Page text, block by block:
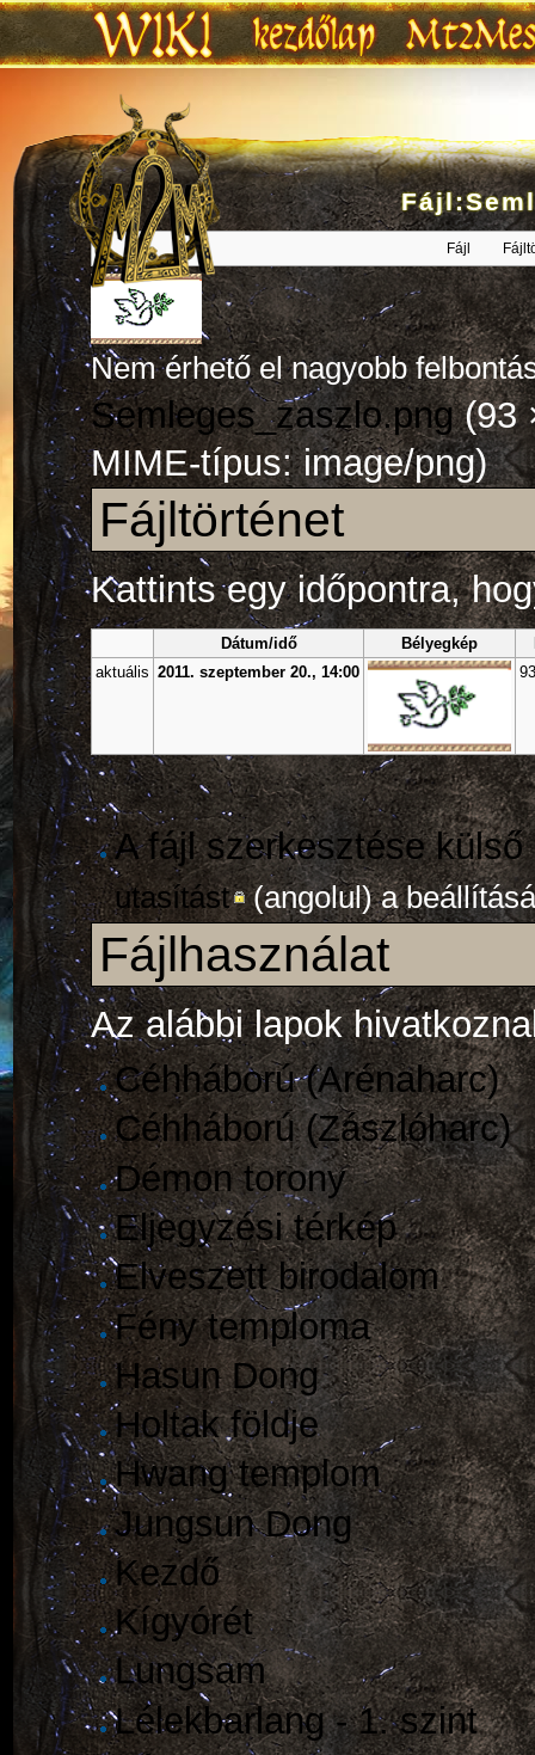
Ugrás:navigáció,keresés
Fájl
Nem érhető el nagyobb
Semleges_zaszlo.png‎(93
MIME-típus: image/png)
Fájltörténet
Kattints egy időpontra,
Dátum/idő Bélyegkép
aktuális 2011. szeptember 20., 14:00
A fájl szerkesztése
utasítást (angolul) a
Fájlhasználat
Az alábbi lapok
Céhháború (Arénaharc)
Céhháború (Zászlóharc)
Démon torony
Eljegyzési térkép
Elveszett birodalom
Fény temploma
Hasun Dong
Holtak földje
Hwang templom
Jungsun Dong
Kezdő
Kígyórét
Lungsam
Lélekbarlang - 1. szint